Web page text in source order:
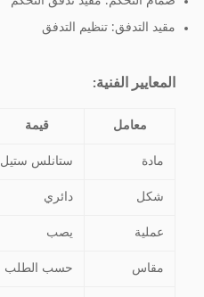
مقيد التدفق: تنظيم التدفق
المعايير الفنية:
معامل قيمة
مادة ستانلس ستيل
شكل دائري
عملية يصب
مقاس حسب الطلب